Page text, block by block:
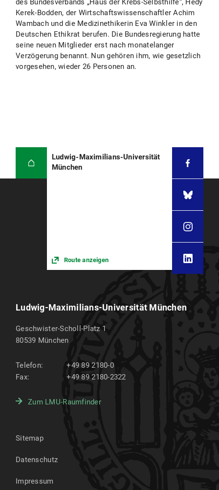
des Bundesverbands „Haus der Krebs-Selbsthilfe“, Hedy
Kerek-Bodden, der Wirtschaftswissenschaftler Achim
Wambach und die Medizinethikerin Eva Winkler in den
Deutschen Ethikrat berufen. Die Bundesregierung hatte
seine neuen Mitglieder erst nach monatelanger
Verzögerung benannt. Nun gehören ihm, wie gesetzlich
vorgesehen, wieder 26 Personen an.
Ludwig-Maximilians-Universität
München
Route anzeigen
Ludwig-Maximilians-Universität München
Geschwister-Scholl-Platz 1
80539 München
Telefon:
+49 89 2180-0
Fax:
+49 89 2180-2322
Zum LMU-Raumfinder
Sitemap
Datenschutz
Impressum